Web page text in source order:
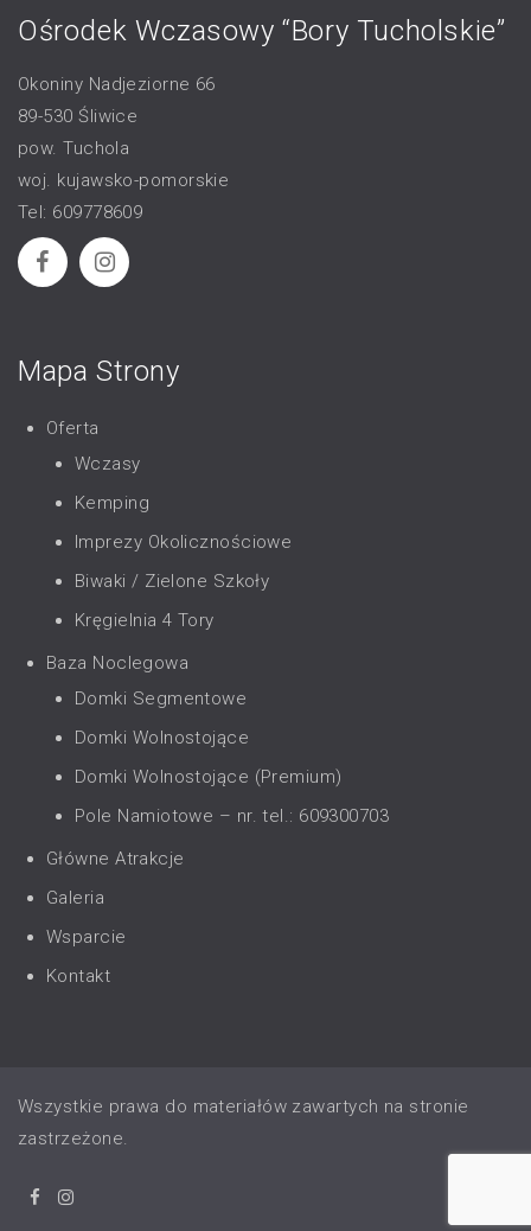
Ośrodek Wczasowy “Bory Tucholskie”
Okoniny Nadjeziorne 66
89-530 Śliwice
pow. Tuchola
woj. kujawsko-pomorskie
Tel: 609778609
Mapa Strony
Oferta
Wczasy
Kemping
Imprezy Okolicznościowe
Biwaki / Zielone Szkoły
Kręgielnia 4 Tory
Baza Noclegowa
Domki Segmentowe
Domki Wolnostojące
Domki Wolnostojące (Premium)
Pole Namiotowe – nr. tel.: 609300703
Główne Atrakcje
Galeria
Wsparcie
Kontakt
Wszystkie prawa do materiałów zawartych na stronie
zastrzeżone.